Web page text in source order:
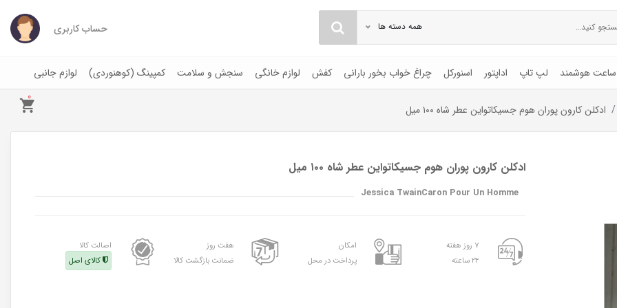
همه دسته ها حساب کاربری
ساعت هوشمند لپ تاپ اداپتور اسنورکل چراغ خواب بخور بارانی کفش لوازم خانگی سنجش و سلامت کمپینگ (کوهنوردی) لوازم جانبی
0
ادکلن کارون پوران هوم جسیکاتواین عطر شاه ١٠٠ میل
ادکلن کارون پوران هوم جسیکاتواین عطر شاه ١٠٠ میل
Jessica TwainCaron Pour Un Homme
۷ روز هفته
۲۴ ساعته
امکان
پرداخت در محل
هفت روز
ضمانت بازگشت کالا
اصالت کالا
کالای اصل